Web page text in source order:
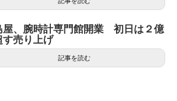
屋、腕時計専門館開業 初日は２億
す売り上げ
記事を読む